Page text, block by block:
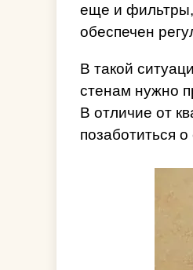
еще и фильтры,
обеспечен
В такой
стенам нужно
В отличие от
позаботиться